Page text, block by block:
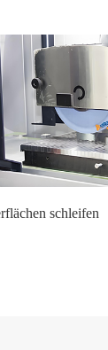
schleifen